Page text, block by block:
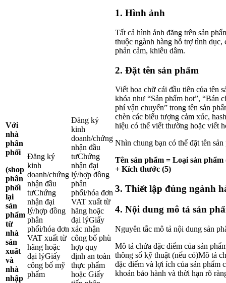
Với
nhà
phân
phối
(shop
phân
phối
lại
sản
phẩm
từ
nhà
sản
xuất
và
nhà
nhập
Đăng ký
kinh
doanh/chứng
nhận đầu
tưChứng
nhận đại
lý/hợp đồng
phân
phối/hóa đơn
VAT xuất từ
hãng hoặc
đại lýGiấy
công bố mỹ
phẩm
Đăng ký
kinh
doanh/chứng
nhận đầu
tưChứng
nhận đại
lý/hợp đồng
phân
phối/hóa đơn
VAT xuất từ
hãng hoặc
đại lýGiấy
xác nhận
công bố phù
hợp quy
định an toàn
thực phẩm
hoặc Giấy
1. Hình ảnh
Tất cả hình ảnh đăng trên sản
thuộc ngành hàng hỗ trợ tình
phản cảm, khiêu dâm.
2. Đặt tên sản phẩm
Viết hoa chữ cái đầu tiên của tên
khóa như “Sản phẩm hot”, “Bán
phí vận chuyển” trong tên sản
chèn các biểu tượng cảm xúc,
hiệu có thể viết thường hoặc viết
Nhìn chung bạn có thể đặt tên
Tên sản phẩm = Loại sản
+ Kích thước (5)
3. Thiết lập đúng ngành
4. Nội dung mô tả sản
Nguyên tắc mô tả nội dung sản
Mô tả chứa đặc điểm của sản
thông số kỹ thuật (nếu có)Mô tả
đặc điểm và lợi ích của sản phẩm
khoản bảo hành và thời hạn rõ